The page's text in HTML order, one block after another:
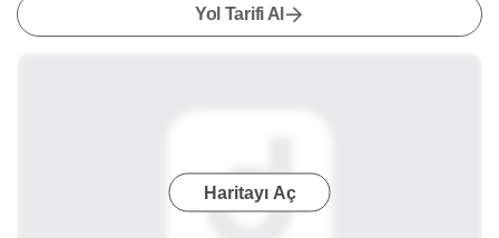
Yol Tarifi Al
Haritayı Aç